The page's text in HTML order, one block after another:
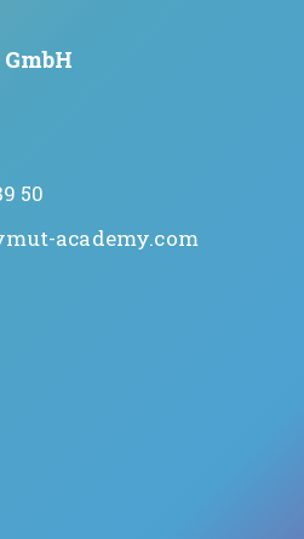
50
academy.com